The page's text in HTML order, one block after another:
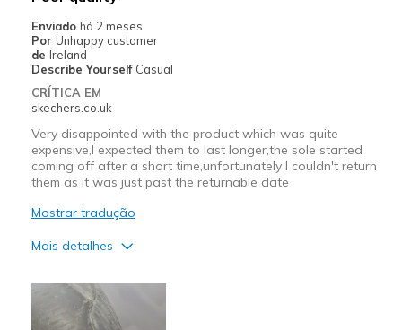
Enviado há 2 meses
Por Unhappy customer
de Ireland
Describe Yourself Casual
CRÍTICA EM
skechers.co.uk
Very disappointed with the product which was quite
expensive,I expected them to last longer,the sole started
coming off after a short time,unfortunately I couldn't return
them as it was just past the returnable date
Mostrar tradução
Mais detalhes
Breathe Well